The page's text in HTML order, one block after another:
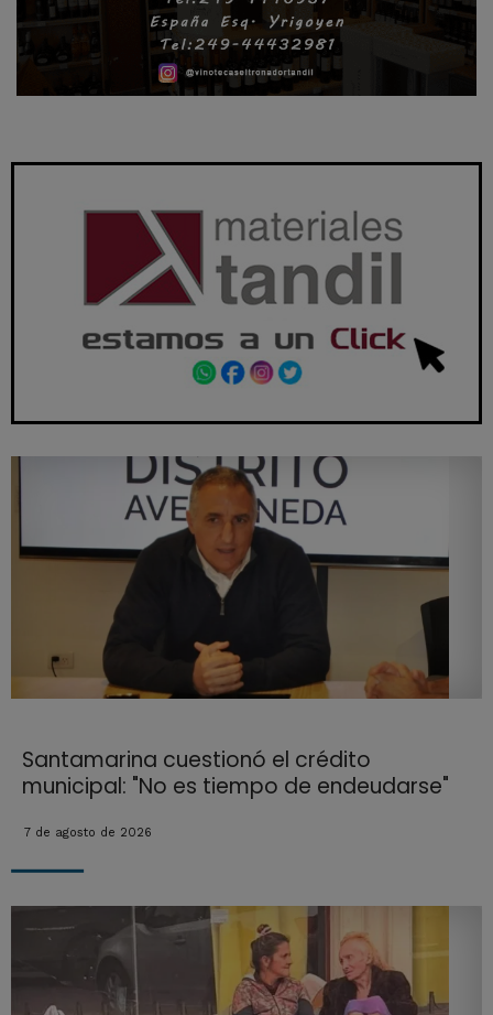
Santamarina cuestionó el crédito
municipal: "No es tiempo de endeudarse"
7 de agosto de 2026